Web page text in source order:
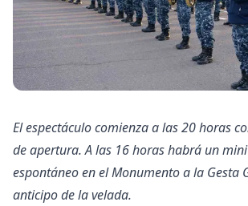
El espectáculo comienza a las 20 horas
de apertura. A las 16 horas habrá un
espontáneo en el Monumento a la Gesta
anticipo de la velada.